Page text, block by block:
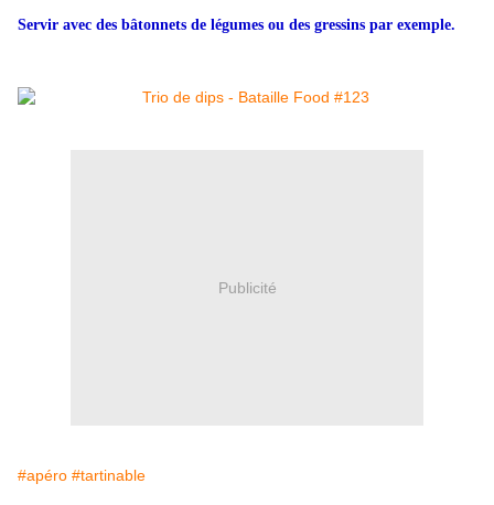
Servir avec des bâtonnets de légumes ou des gressins par exemple.
Publicité
#apéro #tartinable